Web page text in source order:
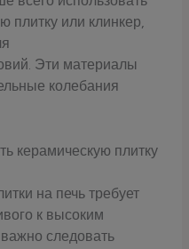
плитку или клинкер,
Эти материалы
колебания
керамическую плитку
на печь требует
к высоким
следовать